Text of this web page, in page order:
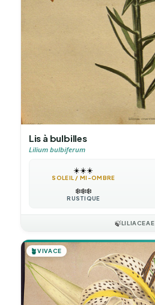
Lis à bulbilles
Lilium bulbiferum
☀️☀️☀️
SOLEIL / MI-OMBRE
❄️❄️❄️
RUSTIQUE
🍃LILIACEAE
🪴VIVACE